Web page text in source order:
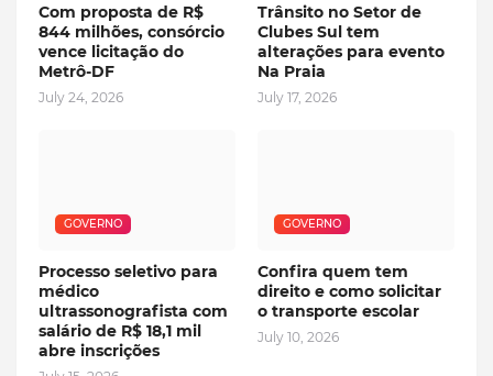
Com proposta de R$
844 milhões, consórcio
vence licitação do
Metrô-DF
July 24, 2026
Trânsito no Setor de
Clubes Sul tem
alterações para evento
Na Praia
July 17, 2026
GOVERNO
Processo seletivo para
médico
ultrassonografista com
salário de R$ 18,1 mil
abre inscrições
GOVERNO
Confira quem tem
direito e como solicitar
o transporte escolar
July 10, 2026